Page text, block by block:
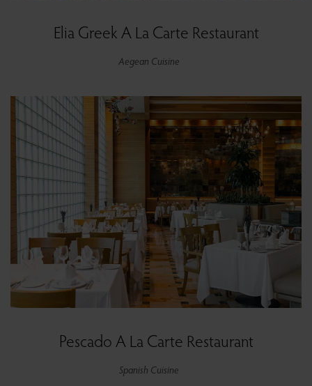
Elia Greek A La Carte Restaurant
Aegean Cuisine
Pescado A La Carte Restaurant
Spanish Cuisine